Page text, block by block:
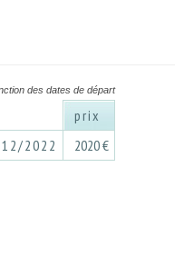
des dates de départ
prix
2022
2020 €